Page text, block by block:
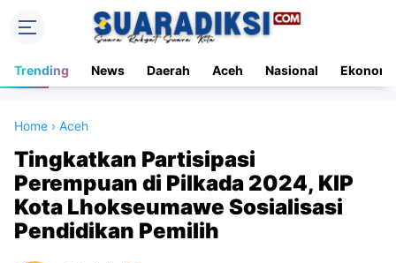
Trending News Daerah Aceh Nasional Ekonomi
Home › Aceh
Tingkatkan Partisipasi
Perempuan di Pilkada 2024, KIP
Kota Lhokseumawe Sosialisasi
Pendidikan Pemilih